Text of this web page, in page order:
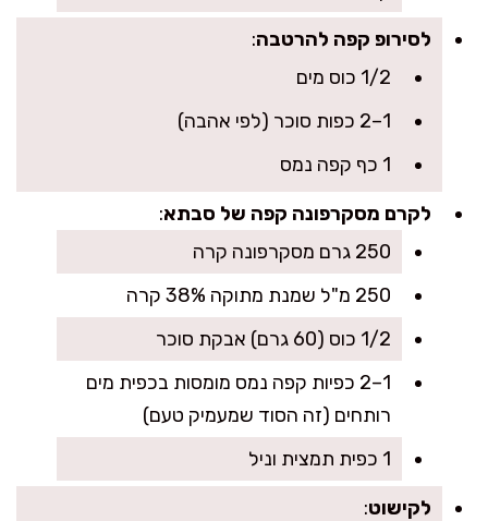
לסירופ קפה להרטבה:
1/2 כוס מים
1–2 כפות סוכר (לפי אהבה)
1 כף קפה נמס
לקרם מסקרפונה קפה של סבתא:
250 גרם מסקרפונה קרה
250 מ"ל שמנת מתוקה 38% קרה
1/2 כוס (60 גרם) אבקת סוכר
1–2 כפיות קפה נמס מומסות בכפית מים
רותחים (זה הסוד שמעמיק טעם)
1 כפית תמצית וניל
לקישוט: